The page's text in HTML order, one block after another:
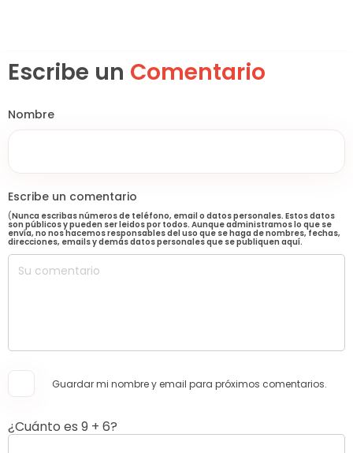
Escribe un Comentario
Nombre
Escribe un comentario
(Nunca escribas números de teléfono, email o datos personales. Estos datos
son públicos y pueden ser leidos por todos. Aunque administramos lo que se
envía, no nos hacemos responsables del uso que se haga de nombres, fechas,
direcciones, emails y demás datos personales que se publiquen aquí.
Guardar mi nombre y email para próximos comentarios.
¿Cuánto es 9 + 6?